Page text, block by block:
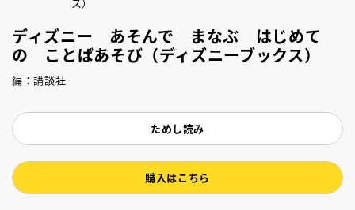
ディズニー あそんで まなぶ はじめて
の ことばあそび（ディズニーブックス）
編：講談社
ためし読み
購入はこちら